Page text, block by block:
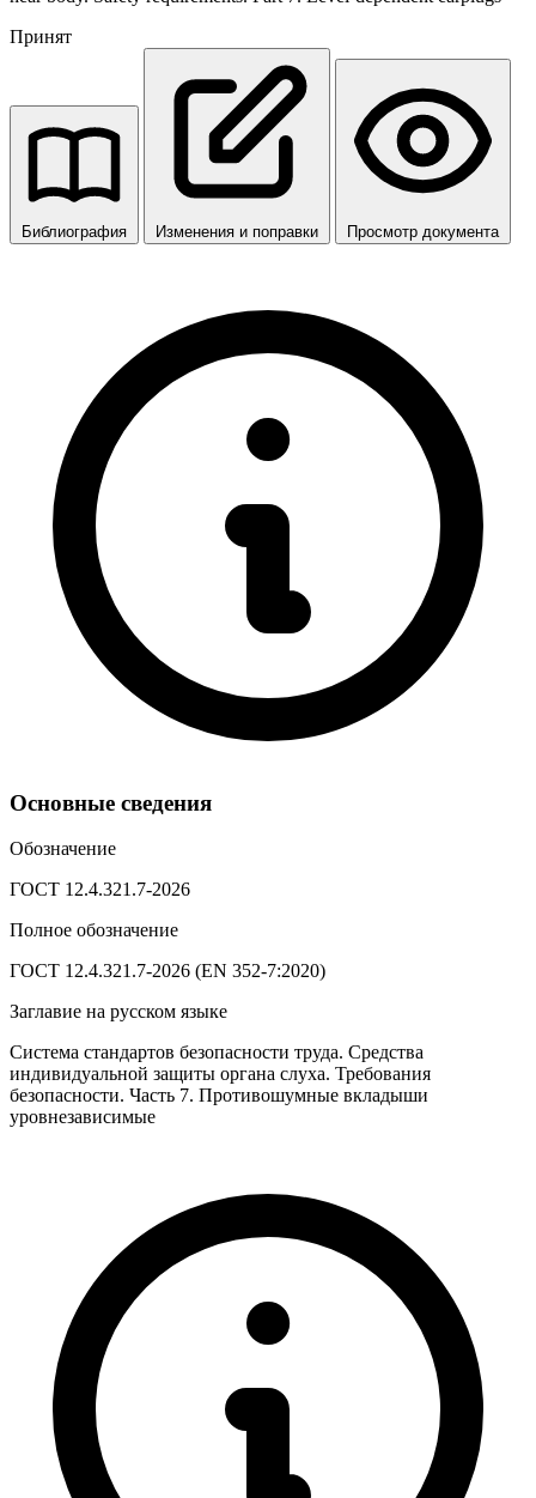
Принят
Библиография Изменения и поправки Просмотр документа
Основные сведения
Обозначение
ГОСТ 12.4.321.7-2026
Полное обозначение
ГОСТ 12.4.321.7-2026 (EN 352-7:2020)
Заглавие на русском языке
Система стандартов безопасности труда. Средства
индивидуальной защиты органа слуха. Требования
безопасности. Часть 7. Противошумные вкладыши
уровнезависимые